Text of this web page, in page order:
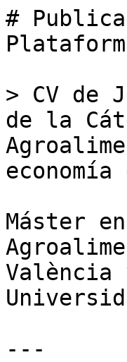
#
> CV de
de la
Máster
València
---